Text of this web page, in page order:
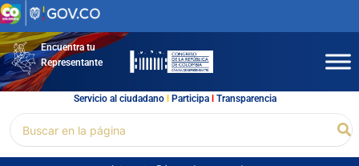
Ir
al
contenidoEncuentra tu
Representante
Servicio al ciudadano l Participal Transparencia
por: